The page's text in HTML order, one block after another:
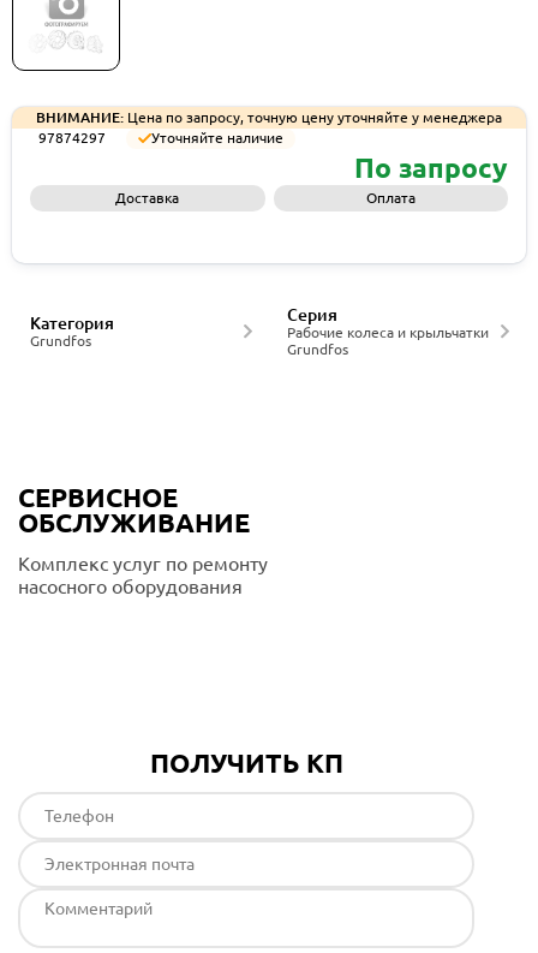
ВНИМАНИЕ: Цена по запросу, точную цену уточняйте у менеджера
97874297
Уточняйте наличие
По запросу
Доставка Оплата
Grundfos
Категория
Рабочие колеса и крыльчатки
Grundfos
Серия
СЕРВИСНОЕ
ОБСЛУЖИВАНИЕ
Комплекс услуг по ремонту
насосного оборудования
ПОЛУЧИТЬ КП